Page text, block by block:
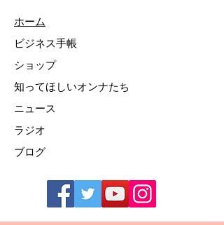
ホーム
ビジネス手帳
ショップ
知ってほしいオンナたち
ニュース
ラジオ
ブログ